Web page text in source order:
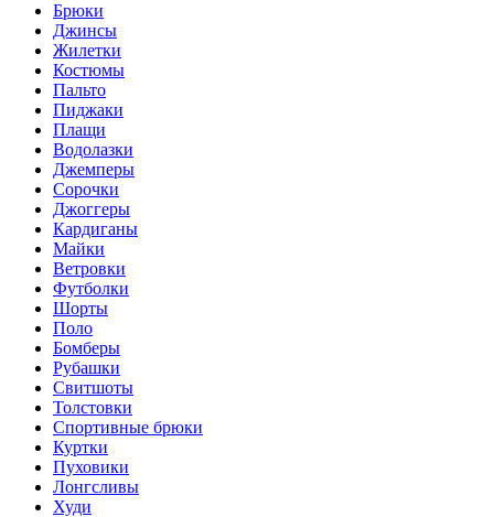
Брюки
Джинсы
Жилетки
Костюмы
Пальто
Пиджаки
Плащи
Водолазки
Джемперы
Сорочки
Джоггеры
Кардиганы
Майки
Ветровки
Футболки
Шорты
Поло
Бомберы
Рубашки
Свитшоты
Толстовки
Спортивные брюки
Куртки
Пуховики
Лонгсливы
Худи